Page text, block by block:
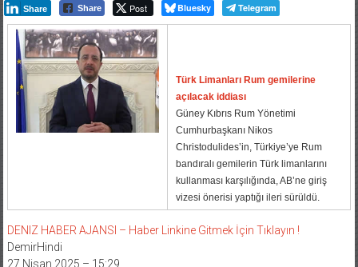
Share Share Post Bluesky Telegram
Türk Limanları Rum gemilerine
açılacak iddiası
Güney Kıbrıs Rum Yönetimi
Cumhurbaşkanı Nikos
Christodulides’in, Türkiye’ye Rum
bandıralı gemilerin Türk limanlarını
kullanması karşılığında, AB’ne giriş
vizesi önerisi yaptığı ileri sürüldü.
DENIZ HABER AJANSI – Haber Linkine Gitmek İçin Tıklayın !
DemirHindi
27 Nisan 2025 – 15:29